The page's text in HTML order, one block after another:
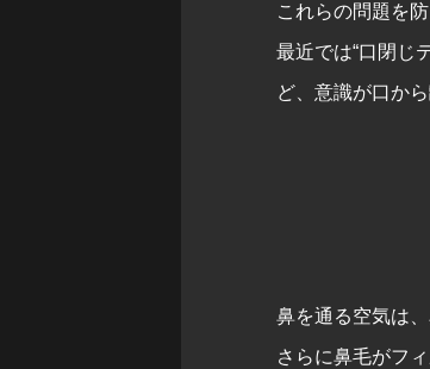
これらの問題を
最近では“口閉じ
ど、意識が口か
鼻を通る空気は
さらに鼻毛がフ